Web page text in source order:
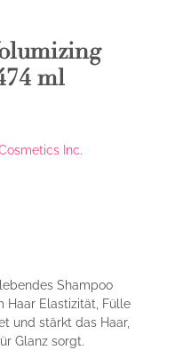
ml
Inc.
Shampoo
Haar Elastizität, Fülle
und stärkt das Haar,
Glanz sorgt.